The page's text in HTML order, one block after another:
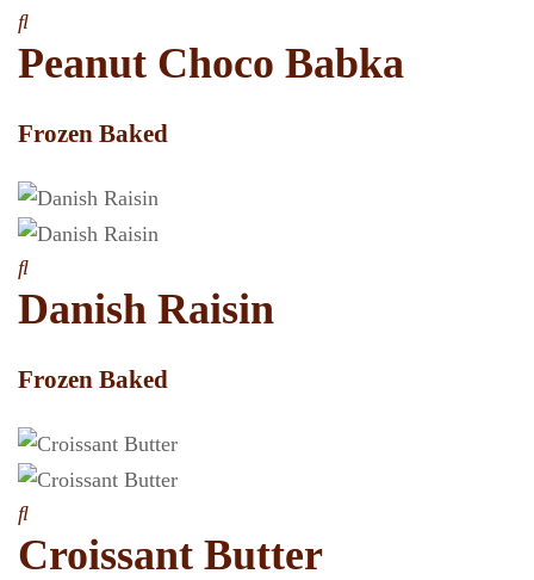
Peanut Choco Babka
Frozen Baked
Danish Raisin
Frozen Baked
Croissant Butter